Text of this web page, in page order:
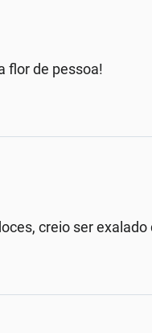
flor de pessoa!
creio ser